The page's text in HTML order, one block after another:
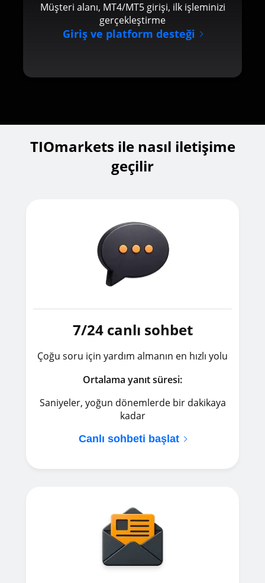
Müşteri alanı, MT4/MT5 girişi, ilk işleminizi
gerçekleştirme
Giriş ve platform desteği
TIOmarkets ile nasıl iletişime
geçilir
7/24 canlı sohbet
Çoğu soru için yardım almanın en hızlı yolu
Ortalama yanıt süresi:
Saniyeler, yoğun dönemlerde bir dakikaya
kadar
Canlı sohbeti başlat